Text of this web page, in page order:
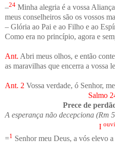
–24 Minha alegria é a vossa
meus conselheiros são os vossos
– Glória ao Pai e ao Filho e ao
Como era no princípio, agora e
Ant. Abri meus olhos, e então
as maravilhas que encerra a vossa
Ant. 2 Vossa verdade, ó Senhor,
Salmo
Prece de
A esperança não decepciona (Rm
I
=1 Senhor meu Deus, a vós elevo